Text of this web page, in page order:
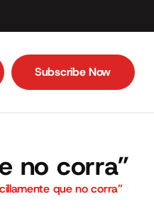
Subscribe Now
no corra”
que no corra”